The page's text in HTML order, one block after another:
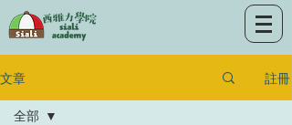
文章 註冊
全部